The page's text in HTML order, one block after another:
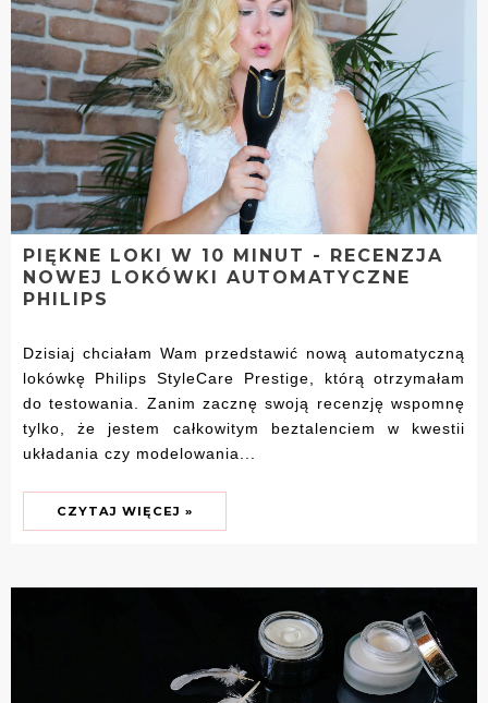
PIĘKNE LOKI W 10 MINUT - RECENZJA
NOWEJ LOKÓWKI AUTOMATYCZNE
PHILIPS
Dzisiaj chciałam Wam przedstawić nową automatyczną
lokówkę Philips StyleCare Prestige, którą otrzymałam
do testowania. Zanim zacznę swoją recenzję wspomnę
tylko, że jestem całkowitym beztalenciem w kwestii
układania czy modelowania...
CZYTAJ WIĘCEJ »